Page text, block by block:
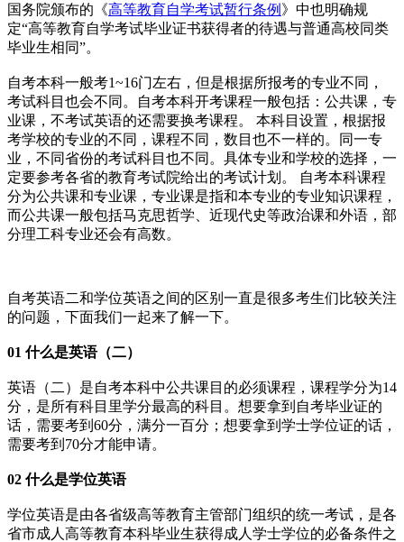
国务院颁布的《高等教育自学考试暂行条例 》中也明确规
定“高等教育自学考试毕业证书获得者的待遇与普通高校同类
毕业生相同”。
自考本科一般考1~16门左右，但是根据所报考的专业不同，
考试科目也会不同。自考本科开考课程一般包括：公共课，专
业课，不考试英语的还需要换考课程。 本科目设置，根据报
考学校的专业的不同，课程不同，数目也不一样的。同一专
业，不同省份的考试科目也不同。具体专业和学校的选择，一
定要参考各省的教育考试院给出的考试计划。 自考本科课程
分为公共课和专业课，专业课是指和本专业的专业知识课程，
而公共课一般包括马克思哲学、近现代史等政治课和外语，部
分理工科专业还会有高数。
自考英语二和学位英语之间的区别一直是很多考生们比较关注
的问题，下面我们一起来了解一下。
01 什么是英语（二）
英语（二）是自考本科中公共课目的必须课程，课程学分为14
分，是所有科目里学分最高的科目。想要拿到自考毕业证的
话，需要考到60分，满分一百分；想要拿到学士学位证的话，
需要考到70分才能申请。
02 什么是学位英语
学位英语是由各省级高等教育主管部门组织的统一考试，是各
省市成人高等教育本科毕业生获得成人学士学位的必备条件之